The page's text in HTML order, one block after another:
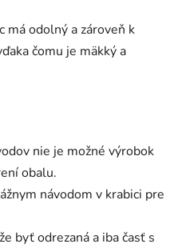
má odolný a zároveň k
čomu je mäkký a
nie je možné výrobok
obalu.
návodom v krabici pre
byť odrezaná a iba časť s